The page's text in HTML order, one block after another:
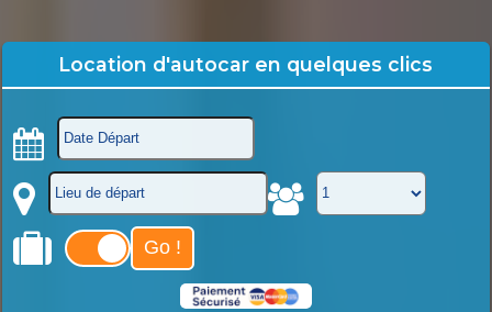
Location d'autocar en quelques clics
Go !